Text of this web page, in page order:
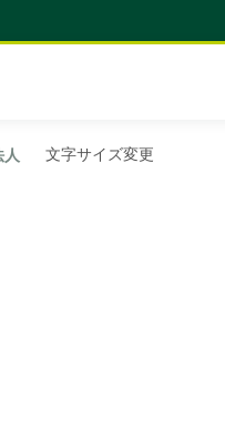
人 文字サイズ変更